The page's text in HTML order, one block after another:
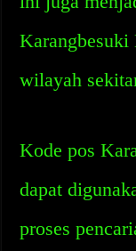
wilayah
Kode pos
dapat
proses